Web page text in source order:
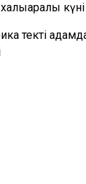
күні
текті